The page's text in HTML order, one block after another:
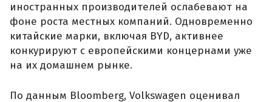
иностранных производителей ослабевают на
фоне роста местных компаний. Одновременно
китайские марки, включая BYD, активнее
конкурируют с европейскими концернами уже
на их домашнем рынке.
По данным Bloomberg, Volkswagen оценивал